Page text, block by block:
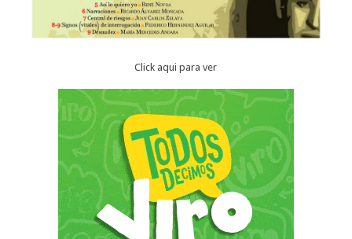
Click aqui para ver